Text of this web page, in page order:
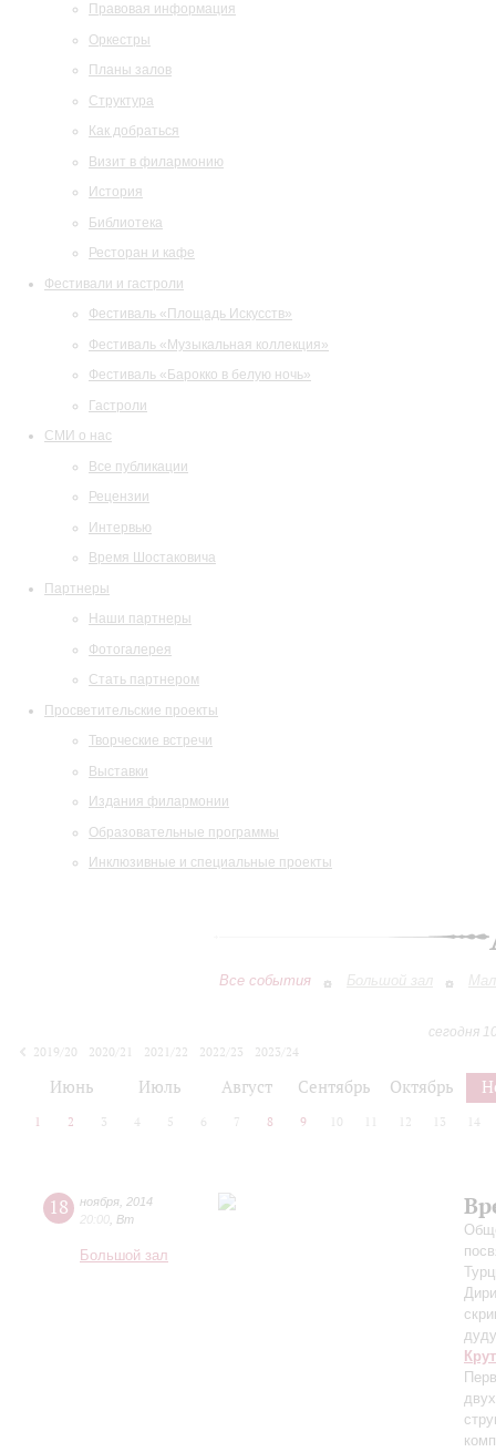
Правовая информация
Оркестры
Планы залов
Структура
Как добраться
Визит в филармонию
История
Библиотека
Ресторан и кафе
Фестивали и гастроли
Фестиваль «Площадь Искусств»
Фестиваль «Музыкальная коллекция»
Фестиваль «Барокко в белую ночь»
Гастроли
СМИ о нас
Все публикации
Рецензии
Интервью
Время Шостаковича
Партнеры
Наши партнеры
Фотогалерея
Стать партнером
Просветительские проекты
Творческие встречи
Выставки
Издания филармонии
Образовательные программы
Инклюзивные и специальные проекты
Все события Большой зал
сегодня
2019/20
2020/21 2021/22 2022/23
2023/24
Июнь Июль Август Сентябрь Октябрь
1 2 3 4 5 6 7 8 9 10 12 13 14
18 ноября 2014
20:00 Вт
Большой зал